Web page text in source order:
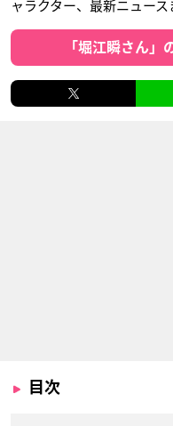
ャラクター、最新ニュース
「堀江瞬さん」
目次